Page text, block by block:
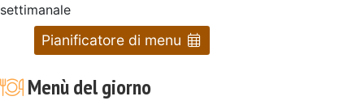
settimanale
Pianificatore di menu
Menù del giorno